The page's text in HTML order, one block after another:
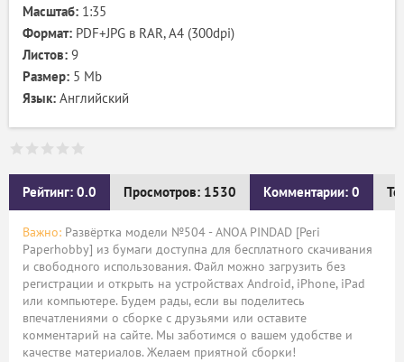
Масштаб: 1:35
Формат: PDF+JPG в RAR, А4 (300dpi)
Листов: 9
Размер: 5 Mb
Язык: Английский
Рейтинг: 0.0 Просмотров: 1530 Комментарии: 0
Важно: Развёртка модели №504 - ANOA PINDAD [Peri
Paperhobby] из бумаги доступна для бесплатного скачивания
и свободного использования. Файл можно загрузить без
регистрации и открыть на устройствах Android, iPhone, iPad
или компьютере. Будем рады, если вы поделитесь
впечатлениями о сборке с друзьями или оставите
комментарий на сайте. Мы заботимся о вашем удобстве и
качестве материалов. Желаем приятной сборки!